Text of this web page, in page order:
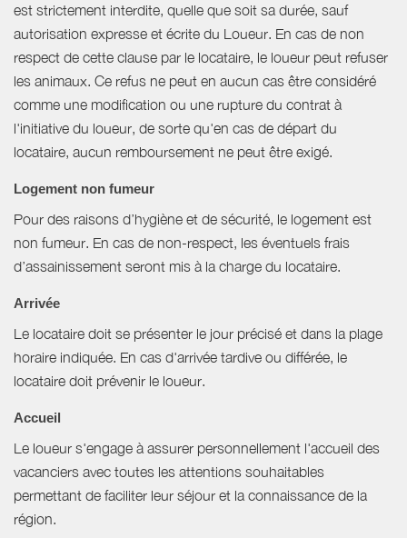
est strictement interdite, quelle que soit sa durée, sauf
autorisation expresse et écrite du Loueur. En cas de non
respect de cette clause par le locataire, le loueur peut refuser
les animaux. Ce refus ne peut en aucun cas être considéré
comme une modification ou une rupture du contrat à
l'initiative du loueur, de sorte qu'en cas de départ du
locataire, aucun remboursement ne peut être exigé.
Logement non fumeur
Pour des raisons d’hygiène et de sécurité, le logement est
non fumeur. En cas de non-respect, les éventuels frais
d’assainissement seront mis à la charge du locataire.
Arrivée
Le locataire doit se présenter le jour précisé et dans la plage
horaire indiquée. En cas d'arrivée tardive ou différée, le
locataire doit prévenir le loueur.
Accueil
Le loueur s'engage à assurer personnellement l'accueil des
vacanciers avec toutes les attentions souhaitables
permettant de faciliter leur séjour et la connaissance de la
région.